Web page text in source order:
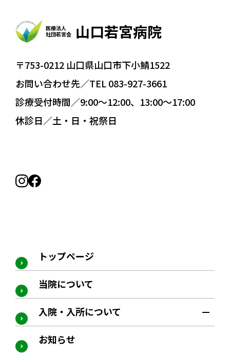
医療法人
社団若宮会
山口若宮病院
〒753-0212 山口県山口市下小鯖1522
お問い合わせ先／TEL 083-927-3661
診療受付時間／9:00〜12:00、13:00〜17:00
休診日／土・日・祝祭日
トップページ
当院について
入院・入所について
お知らせ